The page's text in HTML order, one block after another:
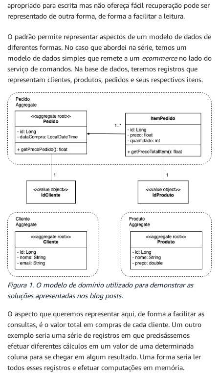
apropriado para escrita mas não ofereça fácil recuperação pode ser
representado de outra forma, de forma a facilitar a leitura.
O padrão permite representar aspectos de um modelo de dados de
diferentes formas. No caso que abordei na série, temos um
modelo de dados simples que remete a um ecommerceno lado do
serviço de comandos. Na base de dados, teremos registros que
representam clientes, produtos, pedidos e seus respectivos itens.
Figura 1. O modelo de domínio utilizado para demonstrar as
soluções apresentadas nos blog posts.
O aspecto que queremos representar aqui, de forma a facilitar as
consultas, é o valor total em compras de cada cliente. Um outro
exemplo seria uma série de registros em que precisássemos
efetuar diferentes cálculos em um valor de uma determinada
coluna para se chegar em algum resultado. Uma forma seria ler
todos esses registros e efetuar computações em memória.